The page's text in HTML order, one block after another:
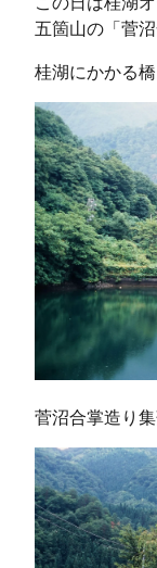
五箇山の「菅
桂湖にかかる橋
菅沼合掌造り